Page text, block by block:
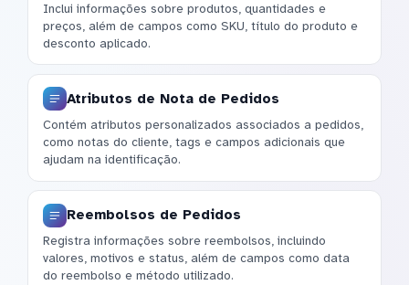
Inclui informações sobre produtos, quantidades e
preços, além de campos como SKU, título do produto e
desconto aplicado.
Atributos de Nota de Pedidos
Contém atributos personalizados associados a pedidos,
como notas do cliente, tags e campos adicionais que
ajudam na identificação.
Reembolsos de Pedidos
Registra informações sobre reembolsos, incluindo
valores, motivos e status, além de campos como data
do reembolso e método utilizado.